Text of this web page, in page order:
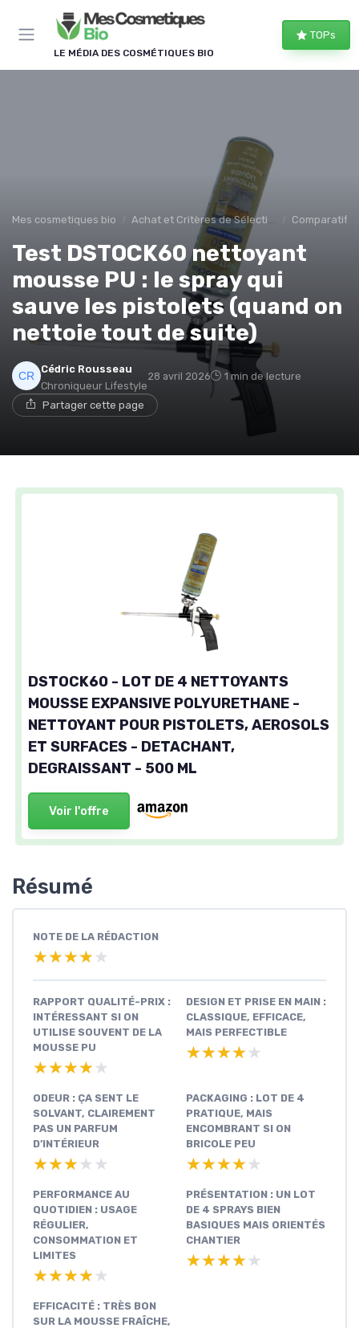
LE MÉDIA DES COSMÉTIQUES BIO
TOPs
Mes cosmetiques bio Achat et Critères de Sélection Comparatifs
Test DSTOCK60 nettoyant
mousse PU : le spray qui
sauve les pistolets (quand on
nettoie tout de suite)
Cédric Rousseau
Chroniqueur Lifestyle
28 avril 2026 1 min de lecture
Partager cette page
DSTOCK60 - LOT DE 4 NETTOYANTS
MOUSSE EXPANSIVE POLYURETHANE -
NETTOYANT POUR PISTOLETS, AEROSOLS
ET SURFACES - DETACHANT,
DEGRAISSANT - 500 ML
Voir l'offre
Résumé
NOTE DE LA RÉDACTION
★★★★★
★★★★★
RAPPORT QUALITÉ-PRIX :
INTÉRESSANT SI ON
UTILISE SOUVENT DE LA
MOUSSE PU
★★★★★
★★★★★
DESIGN ET PRISE EN MAIN :
CLASSIQUE, EFFICACE,
MAIS PERFECTIBLE
★★★★★
★★★★★
ODEUR : ÇA SENT LE
SOLVANT, CLAIREMENT
PAS UN PARFUM
D’INTÉRIEUR
★★★★★
★★★★★
PACKAGING : LOT DE 4
PRATIQUE, MAIS
ENCOMBRANT SI ON
BRICOLE PEU
★★★★★
★★★★★
PERFORMANCE AU
QUOTIDIEN : USAGE
RÉGULIER,
CONSOMMATION ET
LIMITES
★★★★★
★★★★★
PRÉSENTATION : UN LOT
DE 4 SPRAYS BIEN
BASIQUES MAIS ORIENTÉS
CHANTIER
★★★★★
★★★★★
EFFICACITÉ : TRÈS BON
SUR LA MOUSSE FRAÎCHE,
Panneau de gestion des cookies